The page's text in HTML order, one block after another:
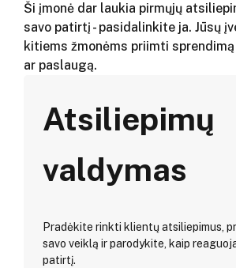
Ši įmonė dar laukia pirmųjų
savo patirtį - pasidalinkite ja. Jūsų
kitiems žmonėms priimti
ar paslaugą.
Atsiliepimų
valdymas
Pradėkite rinkti klientų atsiliepimus,
savo veiklą ir parodykite, kaip
patirtį.